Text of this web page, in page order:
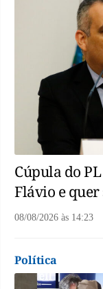
Cúpula do
Flávio e
08/08/2026 às 14:23
Política